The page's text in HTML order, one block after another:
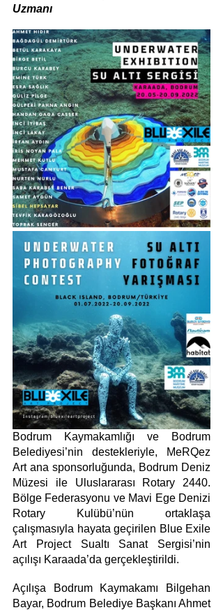
Uzmanı
Bodrum Kaymakamlığı ve Bodrum
Belediyesi’nin destekleriyle, MeRQez
Art ana sponsorluğunda, Bodrum Deniz
Müzesi ile Uluslararası Rotary 2440.
Bölge Federasyonu ve Mavi Ege Denizi
Rotary Kulübü’nün ortaklaşa
çalışmasıyla hayata geçirilen Blue Exile
Art Project Sualtı Sanat Sergisi’nin
açılışı Karaada’da gerçekleştirildi.
Açılışa Bodrum Kaymakamı Bilgehan
Bayar, Bodrum Belediye Başkanı Ahmet